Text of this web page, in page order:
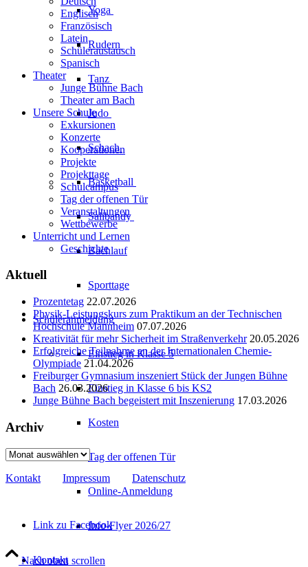
Yoga
Rudern
Tanz
Judo
Schach
Basketball
Salibandy
Bachlauf
Sporttage
Schüleranmeldung
Einstieg in Klasse 5
Einstieg in Klasse 6 bis KS2
Kosten
Tag der offenen Tür
Online-Anmeldung
Info-Flyer 2026/27
Kontakt
Englisch
Französisch
Latein
Schüleraustausch
Spanisch
Theater
Junge Bühne Bach
Theater am Bach
Unsere Schule
Exkursionen
Konzerte
Kooperationen
Projekte
Projekttage
Schulcampus
Tag der offenen Tür
Veranstaltungen
Wettbewerbe
Unterricht und Lernen
Geschichte
Aktuell
Prozentetag 22.07.2026
Physik-Leistungskurs zum Praktikum an der Technischen
Hochschule Mannheim 07.07.2026
Kreativität für mehr Sicherheit im Straßenverkehr 20.05.2026
Erfolgreiche Teilnahme an der Internationalen Chemie-
Olympiade 21.04.2026
Freiburger Gymnasium inszeniert Stück der Jungen Bühne
Bach 26.03.2026
Junge Bühne Bach begeistert mit Inszenierung 17.03.2026
Archiv
Archiv
Kontakt Impressum Datenschutz
Link zu Facebook
Nach oben scrollen